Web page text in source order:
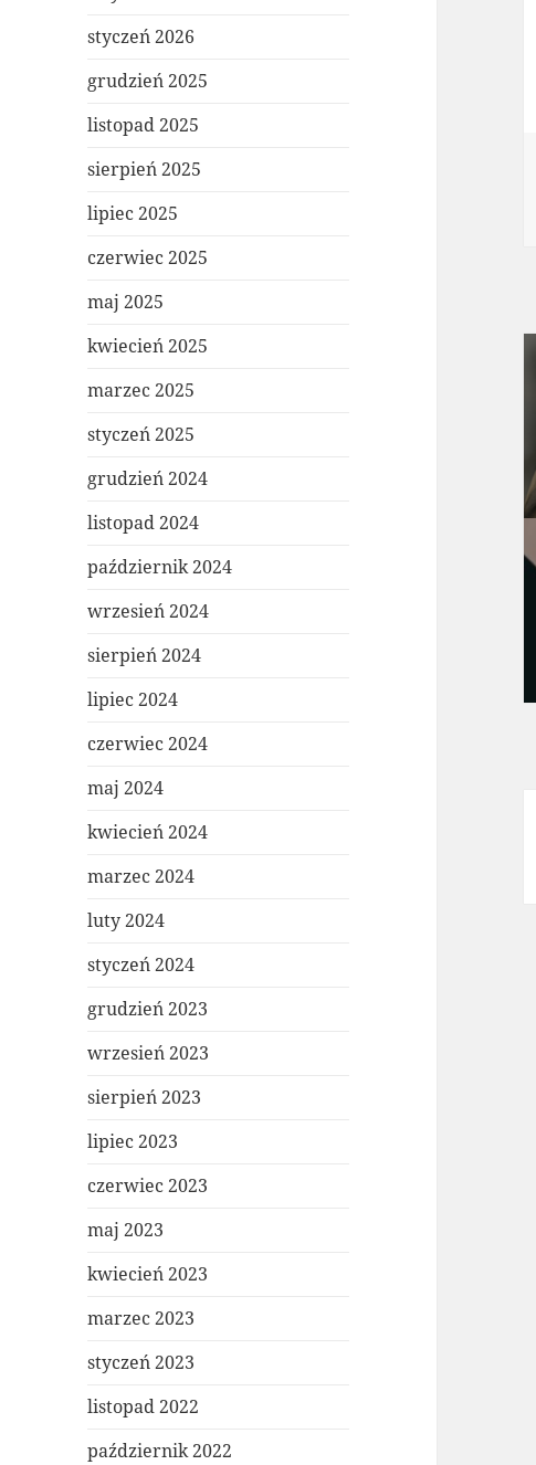
styczeń 2026
grudzień 2025
listopad 2025
sierpień 2025
lipiec 2025
czerwiec 2025
maj 2025
kwiecień 2025
marzec 2025
styczeń 2025
grudzień 2024
listopad 2024
październik 2024
wrzesień 2024
sierpień 2024
lipiec 2024
czerwiec 2024
maj 2024
kwiecień 2024
marzec 2024
luty 2024
styczeń 2024
grudzień 2023
wrzesień 2023
sierpień 2023
lipiec 2023
czerwiec 2023
maj 2023
kwiecień 2023
marzec 2023
styczeń 2023
listopad 2022
październik 2022